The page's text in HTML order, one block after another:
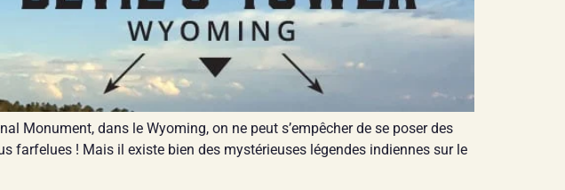
Monument, dans le Wyoming, on ne peut s’empêcher de se poser des
farfelues ! Mais il existe bien des mystérieuses légendes indiennes sur le